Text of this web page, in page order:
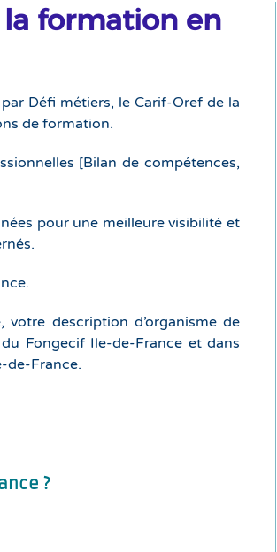
formation en
Défi métiers, le Carif-Oref de la
de formation.
[Bilan de compétences,
pour une meilleure visibilité et
description d’organisme de
Fongecif Ile-de-France et dans
de-France.
?